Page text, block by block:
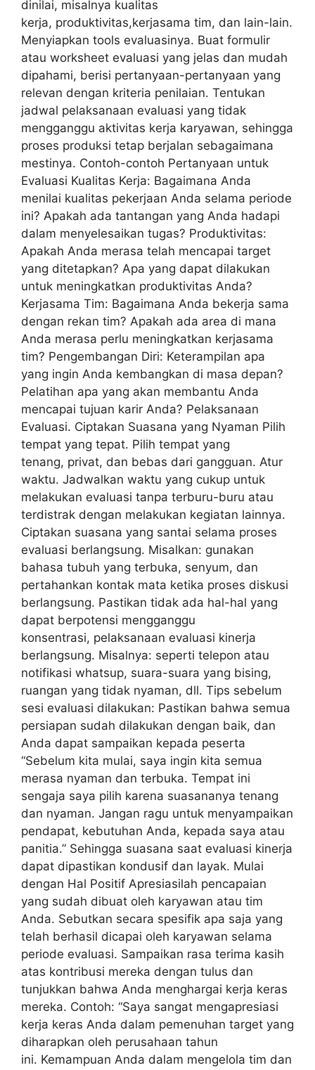
dinilai, misalnya kualitas
kerja, produktivitas,kerjasama tim, dan lain-lain.
Menyiapkan tools evaluasinya. Buat formulir
atau worksheet evaluasi yang jelas dan mudah
dipahami, berisi pertanyaan-pertanyaan yang
relevan dengan kriteria penilaian. Tentukan
jadwal pelaksanaan evaluasi yang tidak
mengganggu aktivitas kerja karyawan, sehingga
proses produksi tetap berjalan sebagaimana
mestinya. Contoh-contoh Pertanyaan untuk
Evaluasi Kualitas Kerja: Bagaimana Anda
menilai kualitas pekerjaan Anda selama periode
ini? Apakah ada tantangan yang Anda hadapi
dalam menyelesaikan tugas? Produktivitas:
Apakah Anda merasa telah mencapai target
yang ditetapkan? Apa yang dapat dilakukan
untuk meningkatkan produktivitas Anda?
Kerjasama Tim: Bagaimana Anda bekerja sama
dengan rekan tim? Apakah ada area di mana
Anda merasa perlu meningkatkan kerjasama
tim? Pengembangan Diri: Keterampilan apa
yang ingin Anda kembangkan di masa depan?
Pelatihan apa yang akan membantu Anda
mencapai tujuan karir Anda? Pelaksanaan
Evaluasi. Ciptakan Suasana yang Nyaman Pilih
tempat yang tepat. Pilih tempat yang
tenang, privat, dan bebas dari gangguan. Atur
waktu. Jadwalkan waktu yang cukup untuk
melakukan evaluasi tanpa terburu-buru atau
terdistrak dengan melakukan kegiatan lainnya.
Ciptakan suasana yang santai selama proses
evaluasi berlangsung. Misalkan: gunakan
bahasa tubuh yang terbuka, senyum, dan
pertahankan kontak mata ketika proses diskusi
berlangsung. Pastikan tidak ada hal-hal yang
dapat berpotensi mengganggu
konsentrasi, pelaksanaan evaluasi kinerja
berlangsung. Misalnya: seperti telepon atau
notifikasi whatsup, suara-suara yang bising,
ruangan yang tidak nyaman, dll. Tips sebelum
sesi evaluasi dilakukan: Pastikan bahwa semua
persiapan sudah dilakukan dengan baik, dan
Anda dapat sampaikan kepada peserta
“Sebelum kita mulai, saya ingin kita semua
merasa nyaman dan terbuka. Tempat ini
sengaja saya pilih karena suasananya tenang
dan nyaman. Jangan ragu untuk menyampaikan
pendapat, kebutuhan Anda, kepada saya atau
panitia.” Sehingga suasana saat evaluasi kinerja
dapat dipastikan kondusif dan layak. Mulai
dengan Hal Positif Apresiasilah pencapaian
yang sudah dibuat oleh karyawan atau tim
Anda. Sebutkan secara spesifik apa saja yang
telah berhasil dicapai oleh karyawan selama
periode evaluasi. Sampaikan rasa terima kasih
atas kontribusi mereka dengan tulus dan
tunjukkan bahwa Anda menghargai kerja keras
mereka. Contoh: “Saya sangat mengapresiasi
kerja keras Anda dalam pemenuhan target yang
diharapkan oleh perusahaan tahun
ini. Kemampuan Anda dalam mengelola tim dan